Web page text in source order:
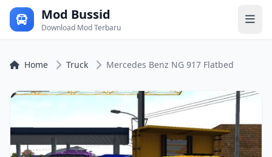
Mod Bussid
Download Mod Terbaru
Home Truck Mercedes Benz NG 917 Flatbed